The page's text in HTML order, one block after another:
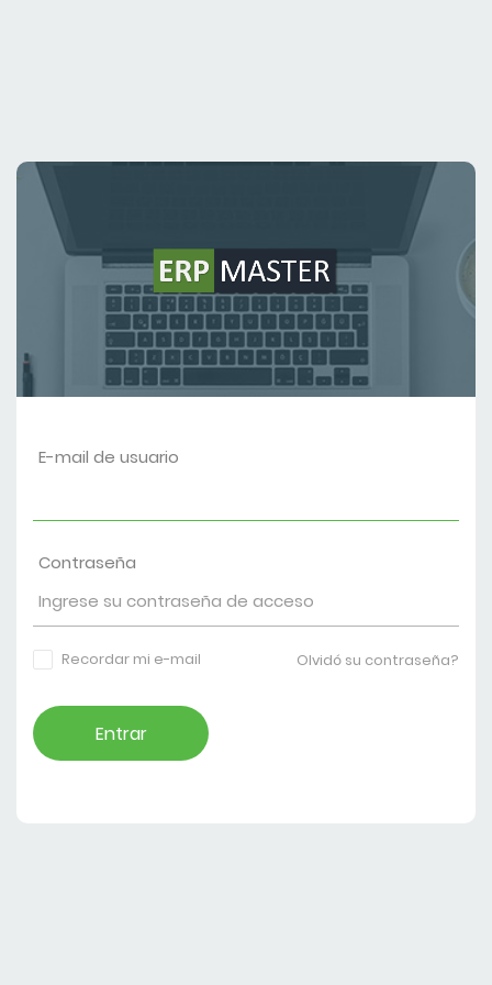
E-mail de usuario
Contraseña
Recordar mi e-mail Olvidó su contraseña?
Entrar